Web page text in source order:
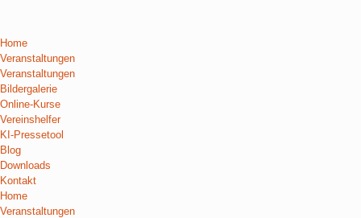
Home
Veranstaltungen
Veranstaltungen
Bildergalerie
Online-Kurse
Vereinshelfer
KI-Pressetool
Blog
Downloads
Kontakt
Home
Veranstaltungen